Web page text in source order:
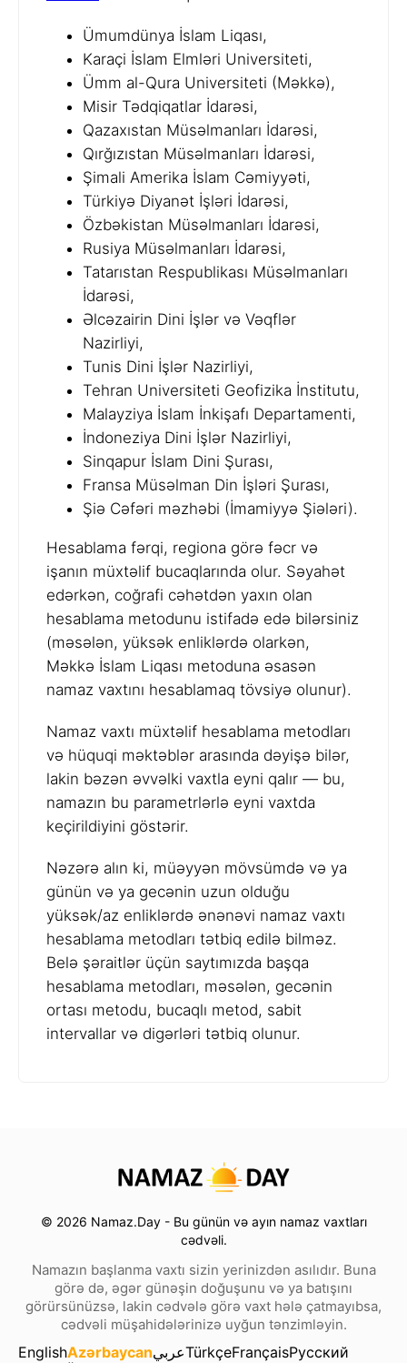
Ümumdünya İslam Liqası,
Karaçi İslam Elmləri Universiteti,
Ümm al-Qura Universiteti (Məkkə),
Misir Tədqiqatlar İdarəsi,
Qazaxıstan Müsəlmanları İdarəsi,
Qırğızıstan Müsəlmanları İdarəsi,
Şimali Amerika İslam Cəmiyyəti,
Türkiyə Diyanət İşləri İdarəsi,
Özbəkistan Müsəlmanları İdarəsi,
Rusiya Müsəlmanları İdarəsi,
Tatarıstan Respublikası Müsəlmanları
İdarəsi,
Əlcəzairin Dini İşlər və Vəqflər
Nazirliyi,
Tunis Dini İşlər Nazirliyi,
Tehran Universiteti Geofizika İnstitutu,
Malayziya İslam İnkişafı Departamenti,
İndoneziya Dini İşlər Nazirliyi,
Sinqapur İslam Dini Şurası,
Fransa Müsəlman Din İşləri Şurası,
Şiə Cəfəri məzhəbi (İmamiyyə Şiələri).
Hesablama fərqi, regiona görə fəcr və
işanın müxtəlif bucaqlarında olur. Səyahət
edərkən, coğrafi cəhətdən yaxın olan
hesablama metodunu istifadə edə bilərsiniz
(məsələn, yüksək enliklərdə olarkən,
Məkkə İslam Liqası metoduna əsasən
namaz vaxtını hesablamaq tövsiyə olunur).
Namaz vaxtı müxtəlif hesablama metodları
və hüquqi məktəblər arasında dəyişə bilər,
lakin bəzən əvvəlki vaxtla eyni qalır — bu,
namazın bu parametrlərlə eyni vaxtda
keçirildiyini göstərir.
Nəzərə alın ki, müəyyən mövsümdə və ya
günün və ya gecənin uzun olduğu
yüksək/az enliklərdə ənənəvi namaz vaxtı
hesablama metodları tətbiq edilə bilməz.
Belə şəraitlər üçün saytımızda başqa
hesablama metodları, məsələn, gecənin
ortası metodu, bucaqlı metod, sabit
intervallar və digərləri tətbiq olunur.
© 2026 Namaz.Day - Bu günün və ayın namaz vaxtları
cədvəli.
Namazın başlanma vaxtı sizin yerinizdən asılıdır. Buna
görə də, əgər günəşin doğuşunu və ya batışını
görürsünüzsə, lakin cədvələ görə vaxt hələ çatmayıbsa,
cədvəli müşahidələrinizə uyğun tənzimləyin.
EnglishAzərbaycanعربيTürkçeFrançaisРусский